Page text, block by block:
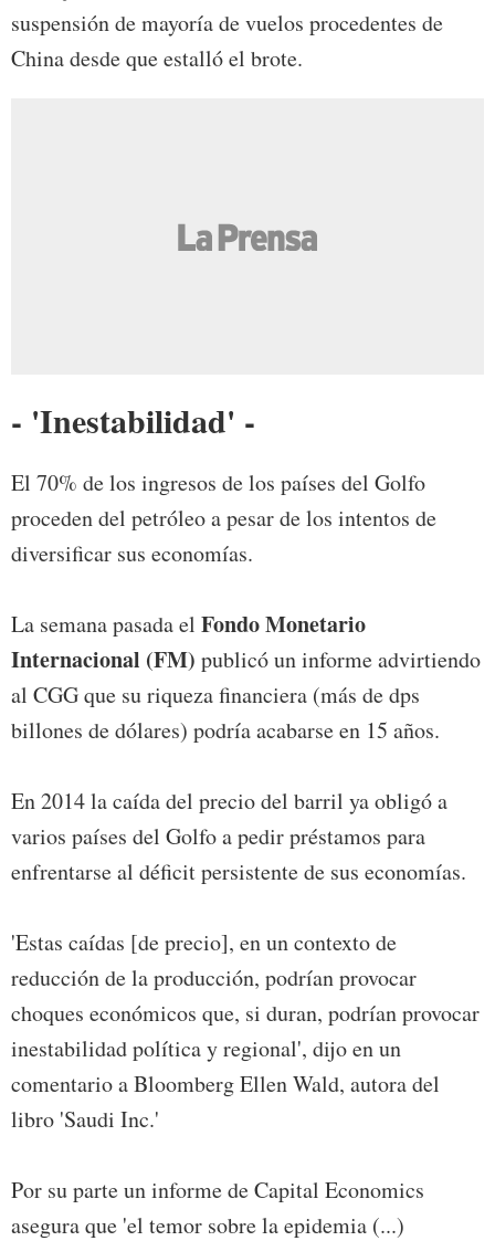
suspensión de mayoría de vuelos procedentes de
China desde que estalló el brote.
- 'Inestabilidad' -
El 70% de los ingresos de los países del Golfo
proceden del petróleo a pesar de los intentos de
diversificar sus economías.
La semana pasada el Fondo Monetario
Internacional (FM) publicó un informe advirtiendo
al CGG que su riqueza financiera (más de dps
billones de dólares) podría acabarse en 15 años.
En 2014 la caída del precio del barril ya obligó a
varios países del Golfo a pedir préstamos para
enfrentarse al déficit persistente de sus economías.
'Estas caídas [de precio], en un contexto de
reducción de la producción, podrían provocar
choques económicos que, si duran, podrían provocar
inestabilidad política y regional', dijo en un
comentario a Bloomberg Ellen Wald, autora del
libro 'Saudi Inc.'
Por su parte un informe de Capital Economics
asegura que 'el temor sobre la epidemia (...)